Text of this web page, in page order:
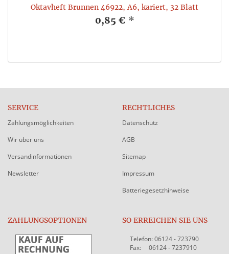
Oktavheft Brunnen 46922, A6, kariert, 32 Blatt
0,85 € *
SERVICE
Zahlungsmöglichkeiten
Wir über uns
Versandinformationen
Newsletter
RECHTLICHES
Datenschutz
AGB
Sitemap
Impressum
Batteriegesetzhinweise
ZAHLUNGSOPTIONEN SO ERREICHEN SIE UNS
Telefon: 06124 - 723790
Fax: 06124 - 7237910